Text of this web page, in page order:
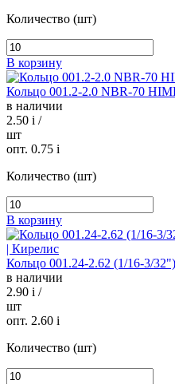
Количество (шт)
В корзину
Кольцо 001.2-2.0 NBR-70
в наличии
2.50 i /
шт
опт. 0.75 i
Количество (шт)
В корзину
Кольцо 001.24-2.62 (1/16-3/
в наличии
2.90 i /
шт
опт. 2.60 i
Количество (шт)